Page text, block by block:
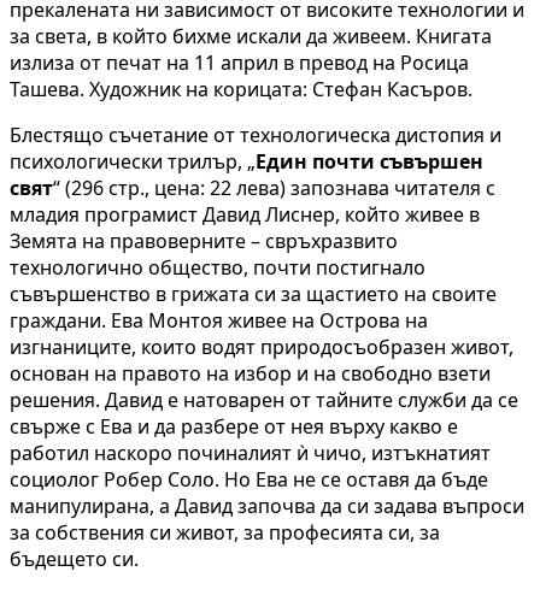
прекалената ни зависимост от високите технологии и
за света, в който бихме искали да живеем. Книгата
излиза от печат на 11 април в превод на Росица
Ташева. Художник на корицата: Стефан Касъров.
Блестящо съчетание от технологическа дистопия и
психологически трилър, „Един почти съвършен
свят“ (296 стр., цена: 22 лева) запознава читателя с
младия програмист Давид Лиснер, който живее в
Земята на правоверните – свръхразвито
технологично общество, почти постигнало
съвършенство в грижата си за щастието на своите
граждани. Ева Монтоя живее на Острова на
изгнаниците, които водят природосъобразен живот,
основан на правото на избор и на свободно взети
решения. Давид е натоварен от тайните служби да се
свърже с Ева и да разбере от нея върху какво е
работил наскоро починалият ѝ чичо, изтъкнатият
социолог Робер Соло. Но Ева не се оставя да бъде
манипулирана, а Давид започва да си задава въпроси
за собствения си живот, за професията си, за
бъдещето си.